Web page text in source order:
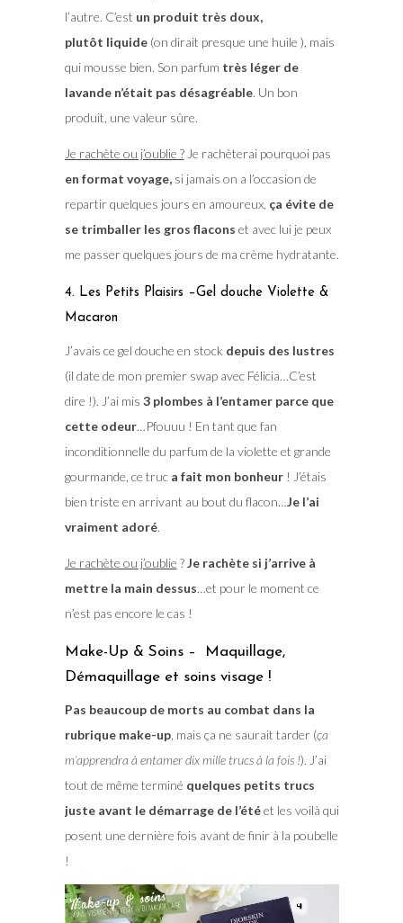
l’autre. C’est un produit très doux,
plutôt liquide(on dirait presque une huile ), mais
qui mousse bien. Son parfum très léger de
lavande n’était pas désagréable. Un bon
produit, une valeur sûre.
Je rachète ou j’oublie ?Je rachèterai pourquoi pas
en format voyage,si jamais on a l’occasion de
repartir quelques jours en amoureux, ça évite de
se trimballer les gros flacons et avec lui je peux
me passer quelques jours de ma crème hydratante.
4. Les Petits Plaisirs –Gel douche Violette &
Macaron
J’avais ce gel douche en stock depuis des lustres
(il date de mon premier swap avec Félicia…C’est
dire !). J’ai mis 3 plombes à l’entamer parce que
cette odeur…Pfouuu ! En tant que fan
inconditionnelle du parfum de la violette et grande
gourmande, ce truc a fait mon bonheur! J’étais
bien triste en arrivant au bout du flacon…Je l’ai
vraiment adoré.
Je rachète ou j’oublie ?Je rachète si j’arrive à
mettre la main dessus…et pour le moment ce
n’est pas encore le cas !
Make-Up & Soins – Maquillage,
Démaquillage et soins visage !
Pas beaucoup de morts au combat dans la
rubrique make-up, mais ça ne saurait tarder (ça
m’apprendra à entamer dix mille trucs à la fois !). J’ai
tout de même terminé quelques petits trucs
juste avant le démarrage de l’étéet les voilà qui
posent une dernière fois avant de finir à la poubelle
!